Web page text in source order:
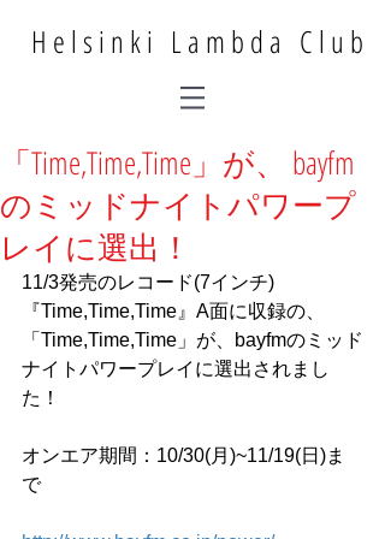
Helsinki Lambda Club
「Time,Time,Time」が、 bayfm
のミッドナイトパワープ
レイに選出！
11/3発売のレコード(7インチ)
『Time,Time,Time』A面に収録の、
「Time,Time,Time」が、bayfmのミッド
ナイトパワープレイに選出されまし
た！
オンエア期間：10/30(月)~11/19(日)ま
で